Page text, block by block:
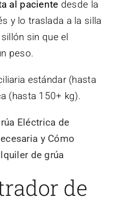
al paciente desde la
y lo traslada a la silla
sin que el
peso.
estándar (hasta
(hasta 150+ kg).
Eléctrica de
y Cómo
de grúa
de